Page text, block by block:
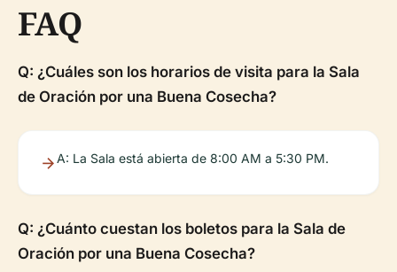
FAQ
Q: ¿Cuáles son los horarios de visita para la Sala
de Oración por una Buena Cosecha?
A: La Sala está abierta de 8:00 AM a 5:30 PM.
Q: ¿Cuánto cuestan los boletos para la Sala de
Oración por una Buena Cosecha?